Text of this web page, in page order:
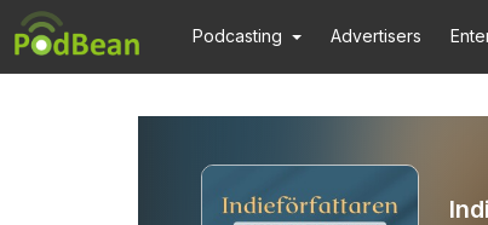
Podcasting Advertisers